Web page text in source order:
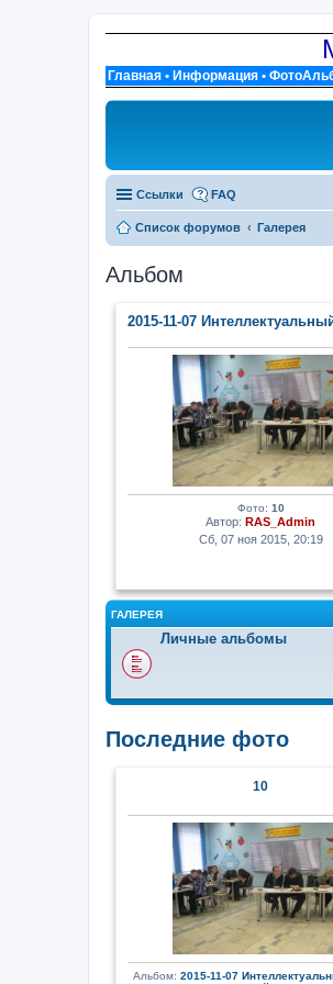
Главная • Информация •
Ссылки FAQ
Список форумов Галерея
Альбом
2015-11-07 Интеллектуальный лагерь
Фото: 10
Автор: RAS_Admin
Сб, 07 ноя 2015, 20:19
ГАЛЕРЕЯ
Личные альбомы
Последние фото
10
Альбом: 2015-11-07